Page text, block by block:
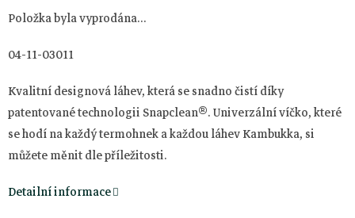
Položka byla vyprodána…
04-11-03011
Kvalitní designová láhev, která se snadno čistí díky
patentované technologii Snapclean®. Univerzální víčko, které
se hodí na každý termohnek a každou láhev Kambukka, si
můžete měnit dle příležitosti.
Detailní informace